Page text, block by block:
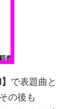
で表題曲と
の後も